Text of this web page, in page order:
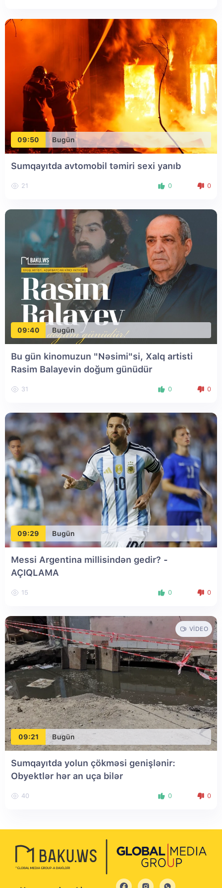
09:50 Bugün
Sumqayıtda avtomobil təmiri sexi yanıb
21 0 0
09:40 Bugün
Bu gün kinomuzun "Nəsimi"si, Xalq artisti
Rasim Balayevin doğum günüdür
31 0 0
09:29 Bugün
Messi Argentina millisindən gedir? -
AÇIQLAMA
15 0 0
09:21 Bugün
VIDEO
Sumqayıtda yolun çökməsi genişlənir:
Obyektlər hər an uça bilər
40 0 0